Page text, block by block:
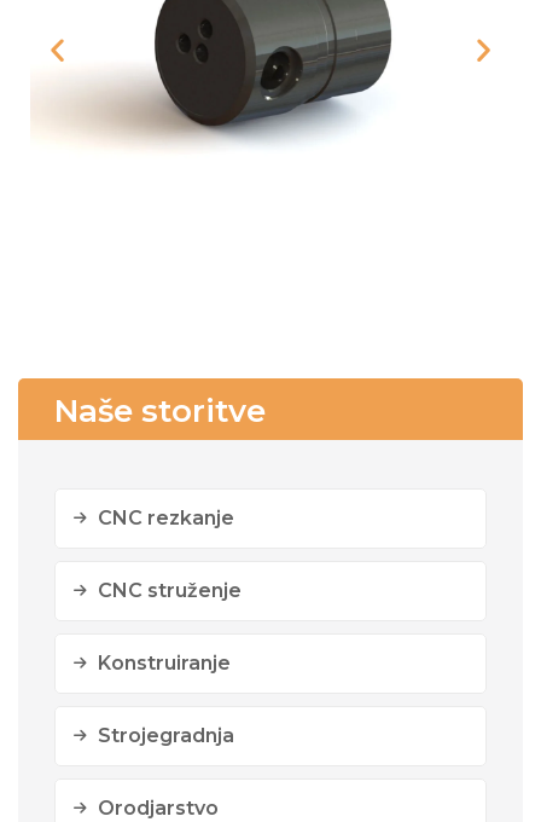
Naše storitve
CNC rezkanje
CNC struženje
Konstruiranje
Strojegradnja
Orodjarstvo